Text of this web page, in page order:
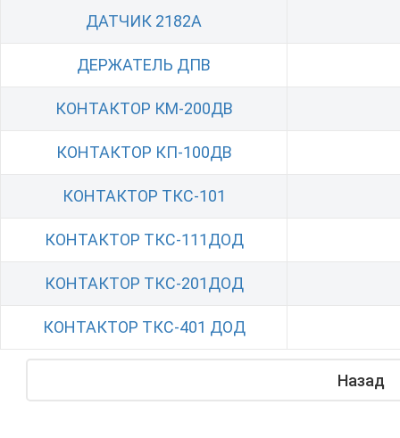
ДАТЧИК 2182А
ДЕРЖАТЕЛЬ ДПВ
КОНТАКТОР КМ-200ДВ
КОНТАКТОР КП-100ДВ
КОНТАКТОР ТКС-101
КОНТАКТОР ТКС-111ДОД
КОНТАКТОР ТКС-201ДОД
КОНТАКТОР ТКС-401 ДОД
Назад